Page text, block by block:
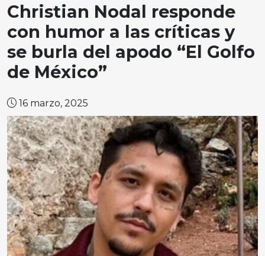
Christian Nodal responde
con humor a las críticas y
se burla del apodo “El Golfo
de México”
16 marzo, 2025